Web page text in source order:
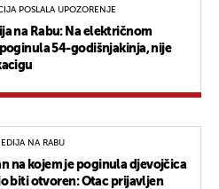
POSLALA UPOZORENJE
na Rabu: Na električnom
54-godišnjakinja, nije
NA RABU
na kojem je poginula djevojčica
biti otvoren: Otac prijavljen